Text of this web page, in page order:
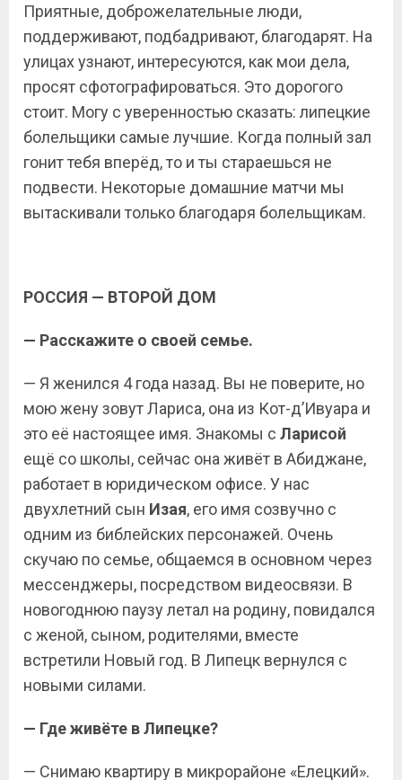
Приятные, доброжелательные люди,
поддерживают, подбадривают, благодарят. На
улицах узнают, интересуются, как мои дела,
просят сфотографироваться. Это дорогого
стоит. Могу с уверенностью сказать: липецкие
болельщики самые лучшие. Когда полный зал
гонит тебя вперёд, то и ты стараешься не
подвести. Некоторые домашние матчи мы
вытаскивали только благодаря болельщикам.
РОССИЯ — ВТОРОЙ ДОМ
— Расскажите о своей семье.
— Я женился 4 года назад. Вы не поверите, но
мою жену зовут Лариса, она из Кот-д’Ивуара и
это её настоящее имя. Знакомы с Ларисой
ещё со школы, сейчас она живёт в Абиджане,
работает в юридическом офисе. У нас
двухлетний сын Изая, его имя созвучно с
одним из библейских персонажей. Очень
скучаю по семье, общаемся в основном через
мессенджеры, посредством видеосвязи. В
новогоднюю паузу летал на родину, повидался
с женой, сыном, родителями, вместе
встретили Новый год. В Липецк вернулся с
новыми силами.
— Где живёте в Липецке?
— Снимаю квартиру в микрорайоне «Елецкий».